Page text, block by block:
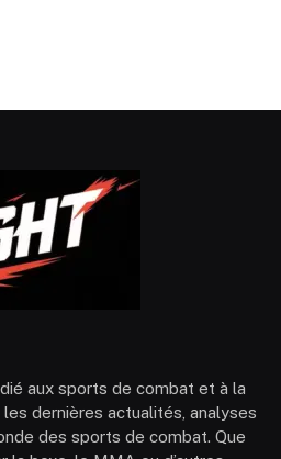
aux sports de combat et à la
dernières actualités, analyses
des sports de combat. Que